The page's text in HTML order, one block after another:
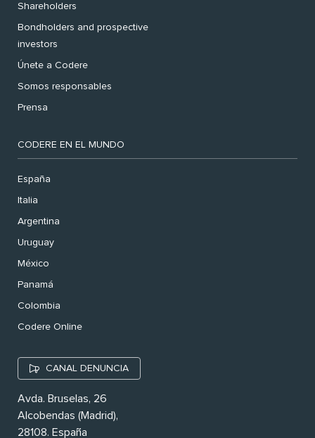
Shareholders
Bondholders and prospective
investors
Únete a Codere
Somos responsables
Prensa
CODERE EN EL MUNDO
España
Italia
Argentina
Uruguay
México
Panamá
Colombia
Codere Online
CANAL DENUNCIA
Avda. Bruselas, 26
Alcobendas (Madrid),
28108. España